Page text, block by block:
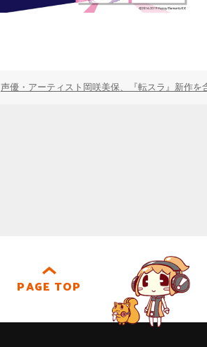
声優・アーティスト岡咲美保、『転スラ』新作
PAGE TOP